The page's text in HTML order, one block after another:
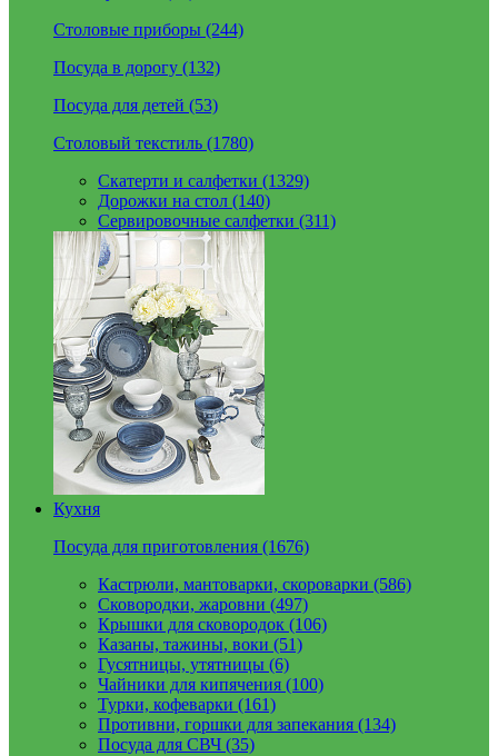
Столовые приборы (244)
Посуда в дорогу (132)
Посуда для детей (53)
Столовый текстиль (1780)
Скатерти и салфетки (1329)
Дорожки на стол (140)
Сервировочные салфетки (311)
Кухня
Посуда для приготовления (1676)
Кастрюли, мантоварки, скороварки (586)
Сковородки, жаровни (497)
Крышки для сковородок (106)
Казаны, тажины, воки (51)
Гусятницы, утятницы (6)
Чайники для кипячения (100)
Турки, кофеварки (161)
Противни, горшки для запекания (134)
Посуда для СВЧ (35)